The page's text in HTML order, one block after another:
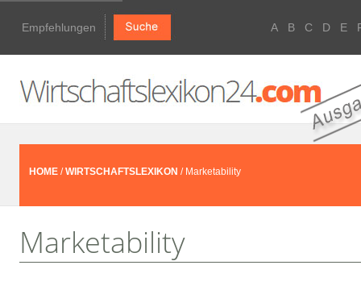
Empfehlungen A B C D E
HOME /WIRTSCHAFTSLEXIKON / Marketability
Marketability